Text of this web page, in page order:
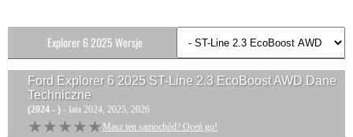
Ford Explorer 6 2025 ST-Line 2.3 EcoBoost AWD Dane
Techniczne
(2024 - ) - lata 2024, 2025, 2026
★★★★★
★★★★★ Masz ten samochód? Oceń go!
Explorer 6 2025 Wersje